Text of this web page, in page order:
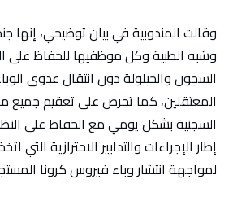
وقالت المندوبية في بيان توضيحي، إنها
وشبه الطبية وكل موظفيها للحفاظ على
السجون والحيلولة دون انتقال عدوى
المعتقلين، كما تحرص على تعقيم
السجنية بشكل يومي مع الحفاظ على
إطار الإجراءات والتدابير الاحترازية التي
لمواجهة انتشار وباء فيروس كرونا